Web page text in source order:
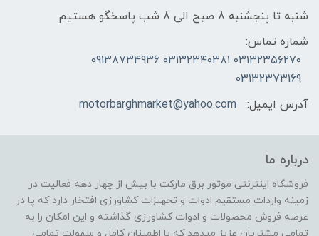
شنبه تا پنجشنبه 8 صبح الی 8 شب پاسخگو هستیم
شماره تماس:
۰۳۱۳۲۳۵۶۲۷۰ ۰۳۱۳۲۳۴۰۳۸۱ 09138734936
03132373169
آدرس ایمیل:
motorbarghmarket@yahoo.com
درباره ما
فروشگاه اینترنتی موتور برق مارکت با بیش از چهار دهه فعالیت در
زمینه واردات مستقیم ادوات و تجهیزات کشاورزی افتخار دارد که پا در
عرصه فروش محصولات و ادوات کشاورزی گذاشته و این امکان را به